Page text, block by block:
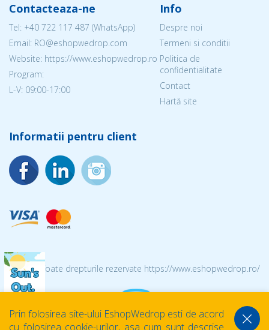
Contacteaza-ne
Tel: +40 722 117 487 (WhatsApp)
Email: RO@eshopwedrop.com
Website: https://www.eshopwedrop.ro
Program:
L-V: 09:00-17:00
Info
Despre noi
Termeni si conditii
Politica de
confidentialitate
Contact
Hartă site
Informatii pentru client
© 2026 Toate drepturile rezervate https://www.eshopwedrop.ro/
Prin folosirea site-ului EshopWedrop esti de acord
cu folosirea cookie-urilor, asa cum sunt descrise